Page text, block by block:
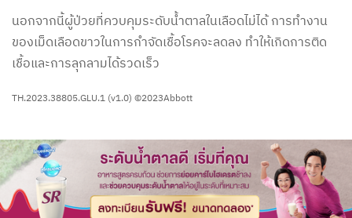
นอกจากนี้ผู้ป่วยที่ควบคุมระดับน้ำตาลในเลือดไม่ได้ การทำงาน
ของเม็ดเลือดขาวในการกำจัดเชื้อโรคจะลดลง ทำให้เกิดการติด
เชื้อและการลุกลามได้รวดเร็ว
TH.2023.38805.GLU.1 (v1.0) ©2023Abbott